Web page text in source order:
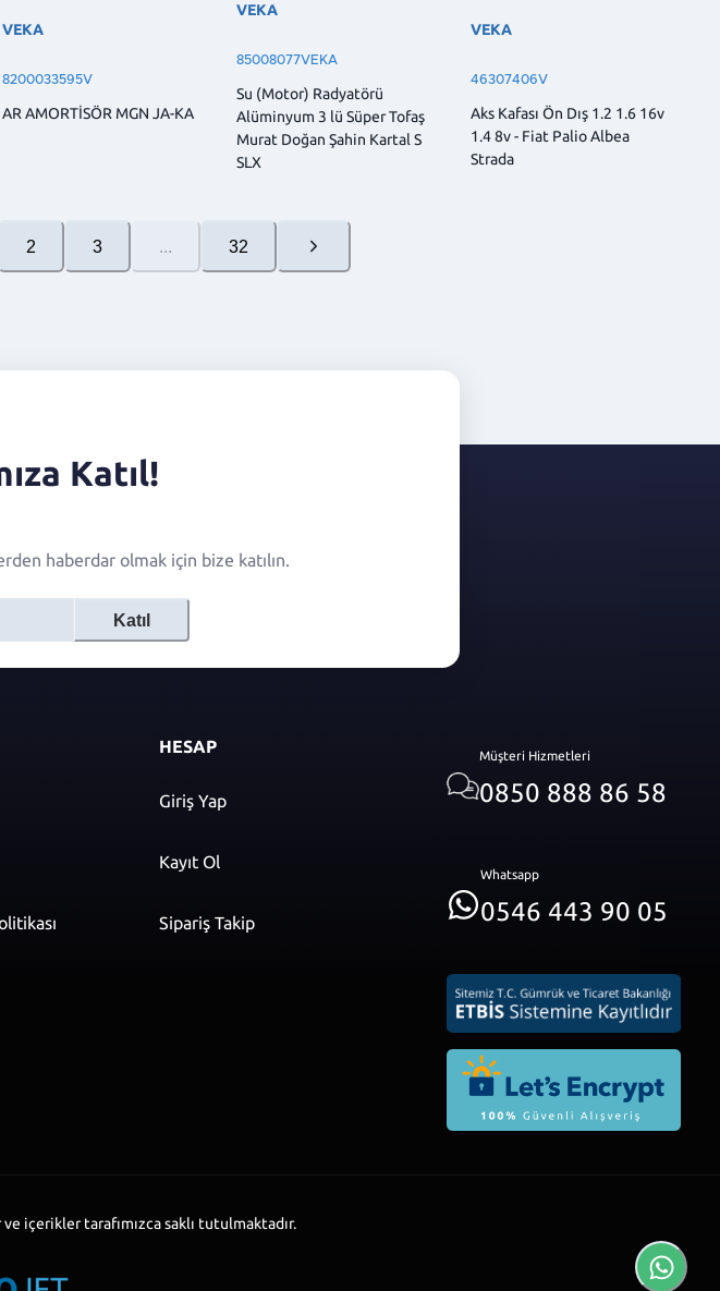
VEKA
8200033595V
AR AMORTİSÖR MGN JA-KA
VEKA
85008077VEKA
Su (Motor) Radyatörü
Alüminyum 3 lü Süper Tofaş
Murat Doğan Şahin Kartal S
SLX
VEKA
46307406V
Aks Kafası Ön Dış 1.2 1.6 16v
1.4 8v - Fiat Palio Albea
Strada
2 3 ... 32
Katıl!
haberdar olmak için bize katılın.
Katıl
HESAP
Giriş Yap
Kayıt Ol
Sipariş Takip
Müşteri Hizmetleri
0850 888 86 58
Whatsapp
0546 443 90 05
içerikler tarafımızca saklı tutulmaktadır.